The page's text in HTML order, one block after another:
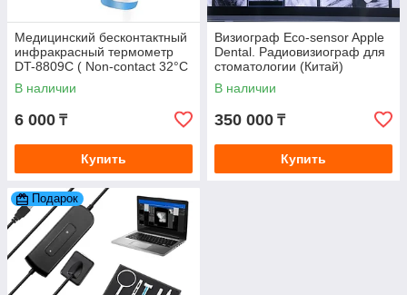
Медицинский бесконтактный
инфракрасный термометр
DT-8809С ( Non-contact 32°C
~ 42,5°C )
В наличии
6 000 ₸
Купить
Визиограф Eco-sensor Apple
Dental. Радиовизиограф для
стоматологии (Китай)
В наличии
350 000 ₸
Купить
Подарок